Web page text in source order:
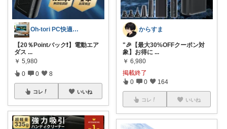
Oh-tori PC快適空間
【20％Pointバック❗️】電動エア
ダス ...
￥ 5,980
0 0 8
コレ いいね
からすま
"🎉【最大30%OFFクーポン対
象】お得に ...
￥ 6,980
掲載終了
0 0 164
コレ いいね